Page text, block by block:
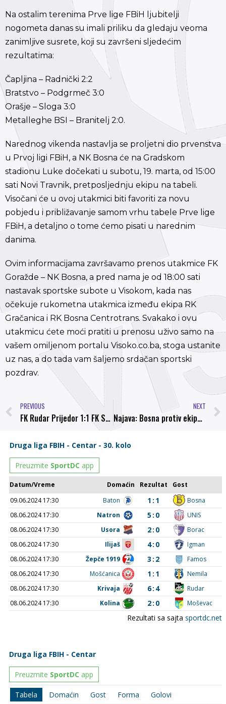
Na ostalim terenima Prve lige FBiH ljubitelji
nogometa danas su imali priliku da gledaju veoma
zanimljive susrete, koji su završeni sljedećim
rezultatima:
Čapljina – Radnički 2:2
Bratstvo – Podgrmeč 3:0
Orašje – Sloga 3:0
Metalleghe BSI – Branitelj 2:0.
Narednog vikenda nastavlja se proljetni dio prvenstva
u Prvoj ligi FBiH, a NK Bosna će na Gradskom
stadionu Luke dočekati u subotu, 19. marta, od 15:00
sati Novi Travnik, pretposljednju ekipu na tabeli.
Visočani će u ovoj utakmici biti favoriti za novu
pobjedu i približavanje samom vrhu tabele Prve lige
FBiH, a detaljno o tome ćemo pisati u narednim
danima.
Ovim informacijama završavamo prenos utakmice FK
Goražde – NK Bosna, a pred nama je od 18:00 sati
nastavak sportske subote u Visokom, kada nas
očekuje rukometna utakmica između ekipa RK
Gračanica i RK Bosna Centrotrans. Svakako i ovu
utakmicu ćete moći pratiti u prenosu uživo samo na
vašem omiljenom portalu Visoko.co.ba, stoga ustanite
uz nas, a do tada vam šaljemo srdačan sportski
pozdrav.
PREVIOUS
FK Rudar Prijedor 1:1 FK Sarajevo
NEXT
Najava: Bosna protiv ekipe iz Novog Travnika traži potvrdu odlične forme